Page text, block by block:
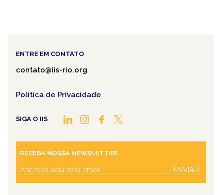
ENTRE EM CONTATO
contato@iis-rio.org
Política de Privacidade
SIGA O IIS
RECEBA NOSSA NEWSLETTER
ENVIAR